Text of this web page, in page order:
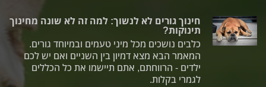
חינוך גורים לא לנשוך: למה זה לא שונה מחינוך
תינוקות?
כלבים נושכים מכל מיני טעמים ובמיוחד גורים.
המאמר הבא מצא דמיון בין השניים ואם יש לכם
ילדים - הרווחתם, אתם תיישמו את כל הכללים
לגמרי בקלות.